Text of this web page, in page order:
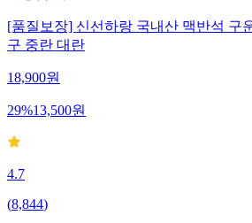
[품질보장] 신선하랑 국내산 맥반석 구
구 중란 대란
18,900원
29%13,500원
4.7
(8,844)